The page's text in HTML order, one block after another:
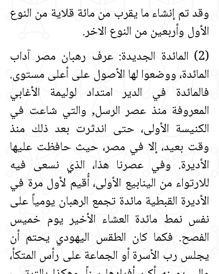
وقد تم إنشاء ما يقرب من مائة قلاية من النوع
الأول وأربعين من النوع الاخر‏.‏
‏(‏2‏)‏ المائدة الجديدة‏:‏ عرف رهبان مصر آداب
المائدة، ووضعوا لها الأصول على أعلى مستوى‏.‏
فالمائدة في الدير امتداد لوليمة الأغابي
المعروفة منذ عصر الرسل, والتي شاعت في
الكنيسة الأولى، حتى اندثرت بعد ذلك منذ
وقت بعيد، إلا في مصر، حيث حافظت عليها
الأديرة‏.‏ وفي عصرنا هذا، الذي نسعى فيه
للارتواء من الينابيع الأولى، أُقيم لأول مرة في
الأديرة القبطية مائدة تجمع الرهبان يومياً على
نفس نمط مائدة العشاء الأخير يوم خميس
الفصح‏.‏ فكما كان الطقس اليهودي يحتم أن
يجلس رب الأسرة أو الجماعة على رأس المتكأ،